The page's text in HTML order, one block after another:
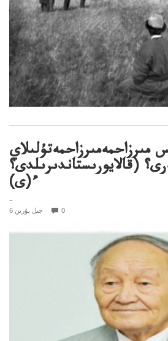
مىرزاحمەمىرزاحمەتۇلىلاي
(قالايورىستاندىرىلدى؟
ء(ى)
..
6 جىل بۇرىن 0